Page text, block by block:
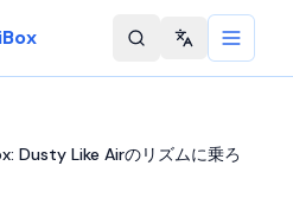
Change
Dusty Like Airのリズムに乗ろ